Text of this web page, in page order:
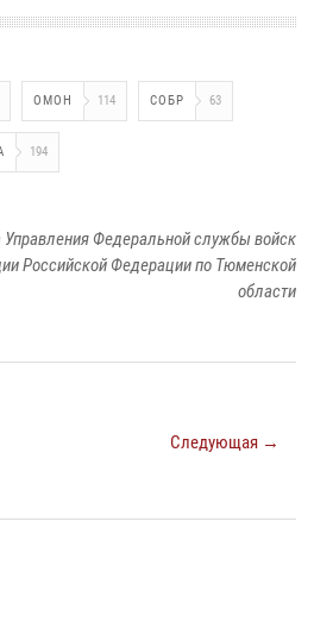
ОМОН 114 СОБР 63
194
Федеральной службы войск
Российской Федерации по Тюменской
области
Следующая →